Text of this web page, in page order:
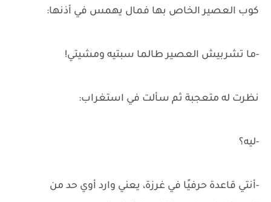
كوب العصير الخاص بها فمال يهمس في أذنها:
-ما تشربيش العصير طالما سبتيه ومشيتي!
نظرت له متعجبة ثم سألت في استغراب:
-ليه؟
-أنتي قاعدة حرفيًا في غرزة، يعني وارد أوي حد من